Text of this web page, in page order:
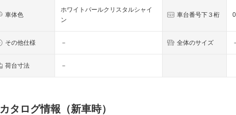
車体色
ホワイトパールクリスタルシャイ
ン
車台番号下３桁
その他仕様 － 全体のサイズ
荷台寸法 －
カタログ情報（新車時）